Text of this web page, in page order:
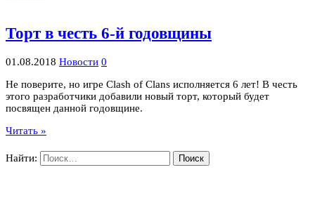
Торт в честь 6-й годовщины
01.08.2018 Новости 0
Не поверите, но игре Clash of Clans исполняется 6 лет! В честь
этого разработчики добавили новый торт, который будет
посвящен данной годовщине.
Читать »
Найти: